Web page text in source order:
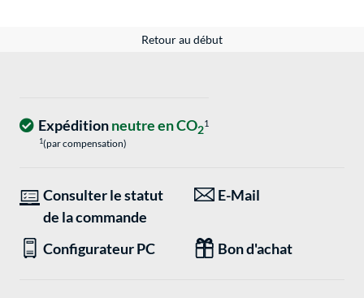
Retour au début
Expéditionneutre en CO21
1(par compensation)
Consulter le statut
de la commande
E-Mail
Configurateur PC Bon d'achat